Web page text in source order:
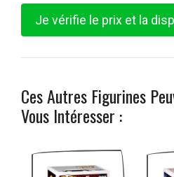
Je vérifie le prix et la
Ces Autres Figurines
Vous Intéresser :